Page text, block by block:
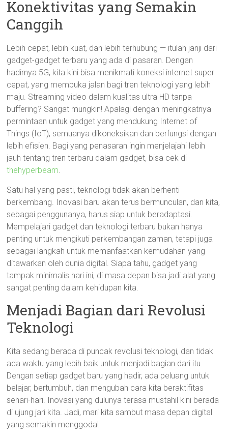
Konektivitas yang Semakin
Canggih
Lebih cepat, lebih kuat, dan lebih terhubung — itulah janji dari
gadget-gadget terbaru yang ada di pasaran. Dengan
hadirnya 5G, kita kini bisa menikmati koneksi internet super
cepat, yang membuka jalan bagi tren teknologi yang lebih
maju. Streaming video dalam kualitas ultra HD tanpa
buffering? Sangat mungkin! Apalagi dengan meningkatnya
permintaan untuk gadget yang mendukung Internet of
Things (IoT), semuanya dikoneksikan dan berfungsi dengan
lebih efisien. Bagi yang penasaran ingin menjelajahi lebih
jauh tentang tren terbaru dalam gadget, bisa cek di
thehyperbeam.
Satu hal yang pasti, teknologi tidak akan berhenti
berkembang. Inovasi baru akan terus bermunculan, dan kita,
sebagai penggunanya, harus siap untuk beradaptasi.
Mempelajari gadget dan teknologi terbaru bukan hanya
penting untuk mengikuti perkembangan zaman, tetapi juga
sebagai langkah untuk memanfaatkan kemudahan yang
ditawarkan oleh dunia digital. Siapa tahu, gadget yang
tampak minimalis hari ini, di masa depan bisa jadi alat yang
sangat penting dalam kehidupan kita.
Menjadi Bagian dari Revolusi
Teknologi
Kita sedang berada di puncak revolusi teknologi, dan tidak
ada waktu yang lebih baik untuk menjadi bagian dari itu.
Dengan setiap gadget baru yang hadir, ada peluang untuk
belajar, bertumbuh, dan mengubah cara kita beraktifitas
sehari-hari. Inovasi yang dulunya terasa mustahil kini berada
di ujung jari kita. Jadi, mari kita sambut masa depan digital
yang semakin menggoda!